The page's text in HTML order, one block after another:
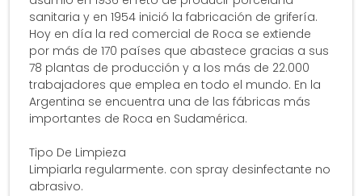
sanitaria y en 1954 inició la fabricación de grifería.
Hoy en día la red comercial de Roca se extiende
por más de 170 países que abastece gracias a sus
78 plantas de producción y a los más de 22.000
trabajadores que emplea en todo el mundo. En la
Argentina se encuentra una de las fábricas más
importantes de Roca en Sudamérica.
Tipo De Limpieza
Limpiarla regularmente. con spray desinfectante no
abrasivo.